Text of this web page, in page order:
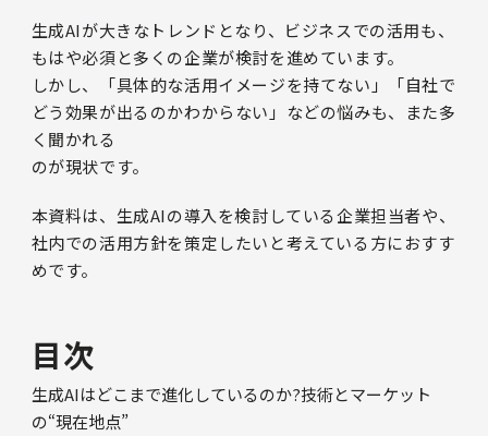
生成AIが大きなトレンドとなり、ビジネスでの活用も、
もはや必須と多くの企業が検討を進めています。
しかし、「具体的な活用イメージを持てない」「自社で
どう効果が出るのかわからない」などの悩みも、また多
く聞かれる
のが現状です。
本資料は、生成AIの導入を検討している企業担当者や、
社内での活用方針を策定したいと考えている方におすす
めです。
目次
生成AIはどこまで進化しているのか?技術とマーケット
の“現在地点”